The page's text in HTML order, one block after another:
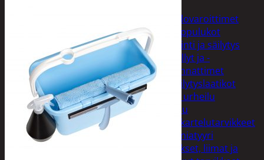
Palovaroittimet
Riippulukot
Varastointi ja säilytys
Hyllyt ja -
kannattimet
Säilytyslaatikot
Vapaa-aika ja urheilu
Askartelu
Askartelutarvikkeet
Miniatyyri
Sakset, liimat ja